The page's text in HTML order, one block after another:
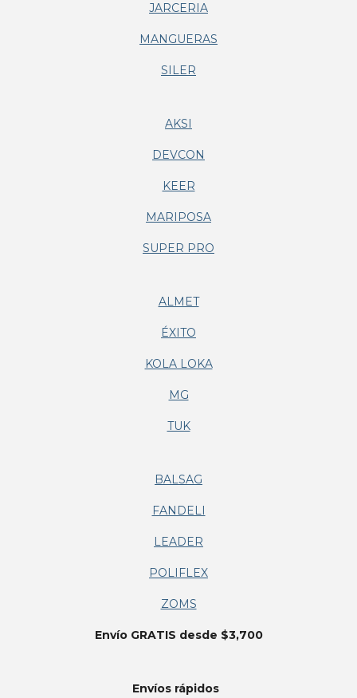
JARCERIA
MANGUERAS
SILER
AKSI
DEVCON
KEER
MARIPOSA
SUPER PRO
ALMET
ÉXITO
KOLA LOKA
MG
TUK
BALSAG
FANDELI
LEADER
POLIFLEX
ZOMS
Envío GRATIS desde $3,700
Envíos rápidos